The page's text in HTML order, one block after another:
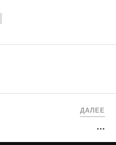
ДАЛЕЕ
…